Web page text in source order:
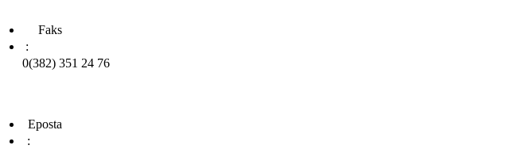
Faks
:
0(382) 351 24 76
Eposta
: